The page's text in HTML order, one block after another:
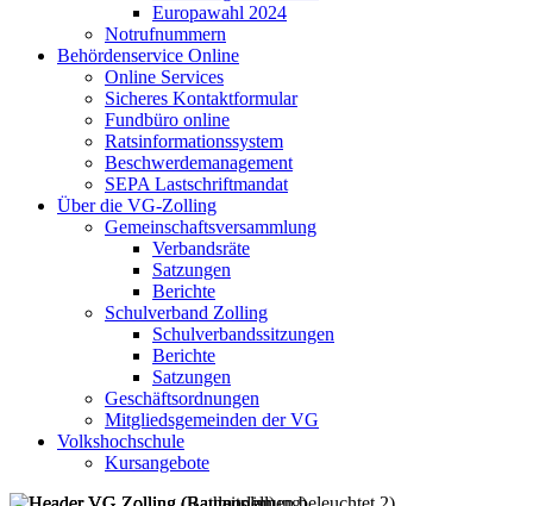
Europawahl 2024
Notrufnummern
Behördenservice Online
Online Services
Sicheres Kontaktformular
Fundbüro online
Ratsinformationssystem
Beschwerdemanagement
SEPA Lastschriftmandat
Über die VG-Zolling
Gemeinschaftsversammlung
Verbandsräte
Satzungen
Berichte
Schulverband Zolling
Schulverbandssitzungen
Berichte
Satzungen
Geschäftsordnungen
Mitgliedsgemeinden der VG
Volkshochschule
Kursangebote